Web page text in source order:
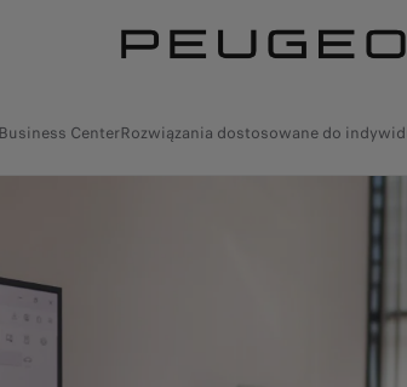
CenterRozwiązania dostosowane do